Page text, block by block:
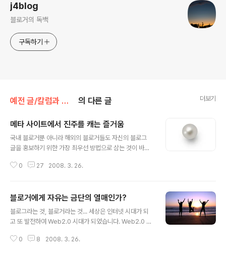
j4blog
블로거의 독백
구독하기
예전 글/칼럼과 단상 의 다른 글 더보기
메타 사이트에서 진주를 캐는 즐거움
국내 블로거뿐 아니라 해외의 블로거들도 자신의 블로그
글을 홍보하기 위한 가장 최우선 방법으로 삼는 것이 바로
그야말로 펄펄 끓어오르는 가마솥 같아서 수없이 많은 글
니다. 최근들어 메타 사이트의 몇 몇 우려되는 모습이나 지
나친 모습(사실은 그 기준도 애매하지만)에 실망한 많은 분
들이 메타 사이트를 탈퇴하거나 혹은 아예 블로그 자체를
순기능보다는 역기능에 더 비중을 두고 걱정어린 눈으로
0 27 2008. 3. 26.
블로거에게 자유는 금단의 열매인가?
블로그라는 것, 블로거라는 것... 세상은 인터넷 시대가 되
고 또 발전하여 Web2.0 시대가 되었습니다. Web2.0 시
나의 미디어로서 그 힘을 발휘하기 시작하는 시대라고 보
0 8 2008. 3. 26.